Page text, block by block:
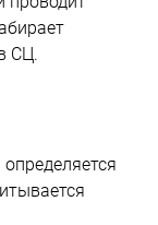
СЦ.
определяется